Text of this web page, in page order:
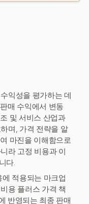
익성을 평가하는 데
매 수익에서 변동
및 서비스 산업과
며, 가격 전략을 알
마진을 이해함으로
라 고정 비용과 이
다.
적용되는 마크업
용 플러스 가격 책
반영되는 최종 판매